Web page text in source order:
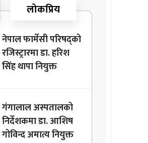
लोकप्रिय
नेपाल फार्मेसी परिषद्को
रजिस्ट्रारमा डा. हरिश
सिंह थापा नियुक्त
गंगालाल अस्पतालको
निर्देशकमा डा. आशिष
गोविन्द अमात्य नियुक्त